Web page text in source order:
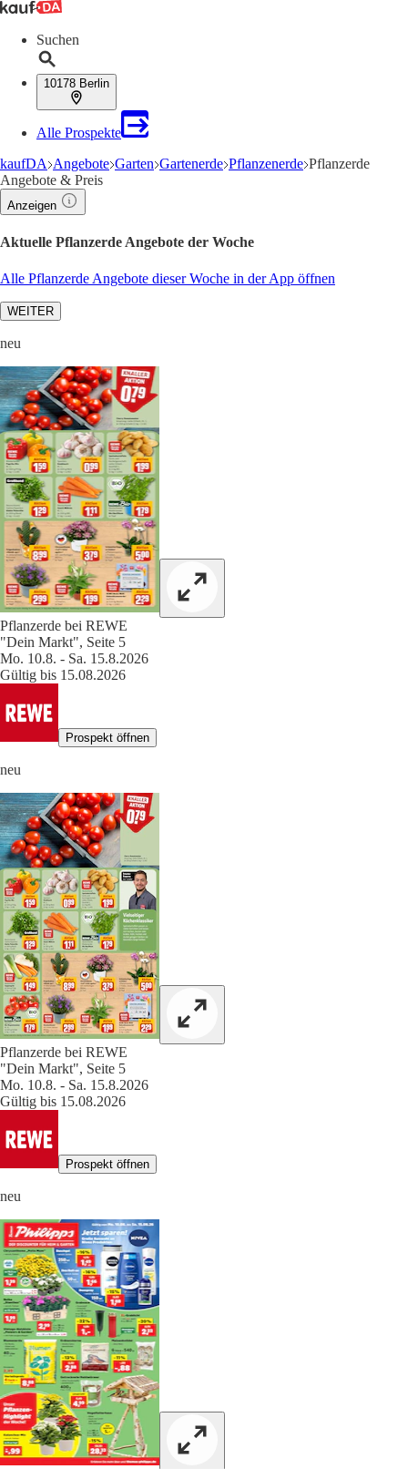
Suchen
10178 Berlin
Alle Prospekte
kaufDA Angebote Garten Gartenerde Pflanzenerde Pflanzerde
Angebote & Preis
Anzeigen
Aktuelle Pflanzerde Angebote der Woche
Alle Pflanzerde Angebote dieser Woche in der App öffnen
WEITER
neu
Pflanzerde bei REWE
"Dein Markt", Seite 5
Mo. 10.8. - Sa. 15.8.2026
Gültig bis 15.08.2026
Prospekt öffnen
neu
Pflanzerde bei REWE
"Dein Markt", Seite 5
Mo. 10.8. - Sa. 15.8.2026
Gültig bis 15.08.2026
Prospekt öffnen
neu